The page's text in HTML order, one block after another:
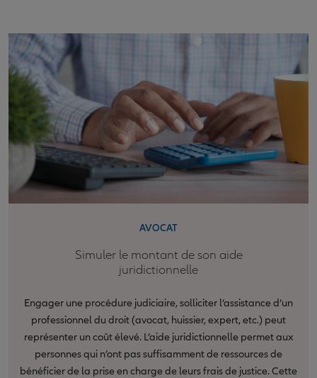
AVOCAT
Simuler le montant de son aide
juridictionnelle
Engager une procédure judiciaire, solliciter l’assistance d’un
professionnel du droit (avocat, huissier, expert, etc.) peut
représenter un coût élevé. L’aide juridictionnelle permet aux
personnes qui n’ont pas suffisamment de ressources de
bénéficier de la prise en charge de leurs frais de justice. Cette